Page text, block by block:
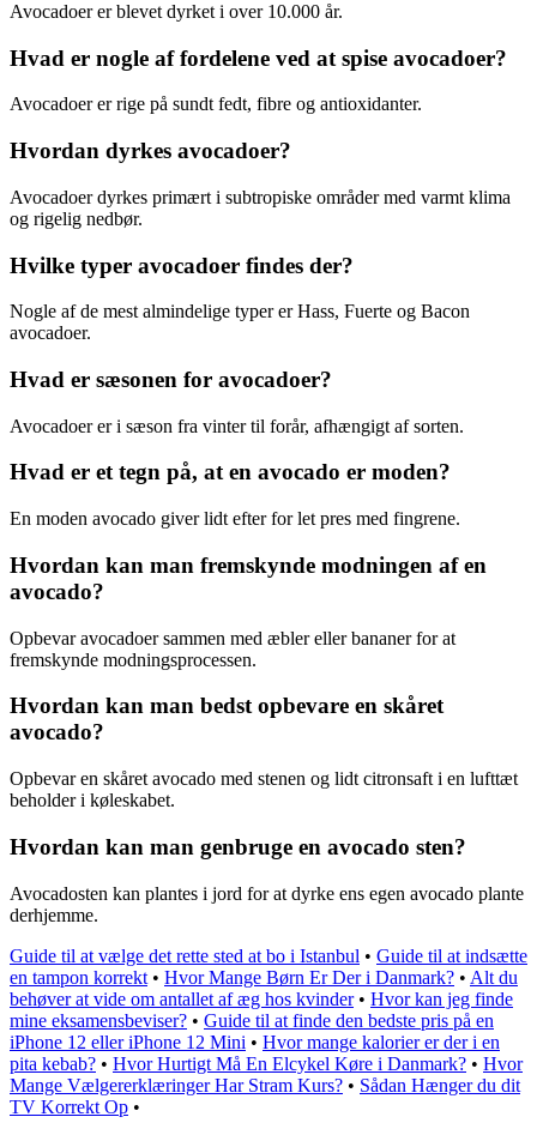
Avocadoer er blevet dyrket i over 10.000 år.
Hvad er nogle af fordelene ved at spise avocadoer?
Avocadoer er rige på sundt fedt, fibre og antioxidanter.
Hvordan dyrkes avocadoer?
Avocadoer dyrkes primært i subtropiske områder med varmt klima
og rigelig nedbør.
Hvilke typer avocadoer findes der?
Nogle af de mest almindelige typer er Hass, Fuerte og Bacon
avocadoer.
Hvad er sæsonen for avocadoer?
Avocadoer er i sæson fra vinter til forår, afhængigt af sorten.
Hvad er et tegn på, at en avocado er moden?
En moden avocado giver lidt efter for let pres med fingrene.
Hvordan kan man fremskynde modningen af en
avocado?
Opbevar avocadoer sammen med æbler eller bananer for at
fremskynde modningsprocessen.
Hvordan kan man bedst opbevare en skåret
avocado?
Opbevar en skåret avocado med stenen og lidt citronsaft i en lufttæt
beholder i køleskabet.
Hvordan kan man genbruge en avocado sten?
Avocadosten kan plantes i jord for at dyrke ens egen avocado plante
derhjemme.
Guide til at vælge det rette sted at bo i Istanbul • Guide til at indsætte
en tampon korrekt • Hvor Mange Børn Er Der i Danmark? • Alt du
behøver at vide om antallet af æg hos kvinder• Hvor kan jeg finde
mine eksamensbeviser? • Guide til at finde den bedste pris på en
iPhone 12 eller iPhone 12 Mini • Hvor mange kalorier er der i en
pita kebab? • Hvor Hurtigt Må En Elcykel Køre i Danmark? • Hvor
Mange Vælgererklæringer Har Stram Kurs? • Sådan Hænger du dit
TV Korrekt Op •